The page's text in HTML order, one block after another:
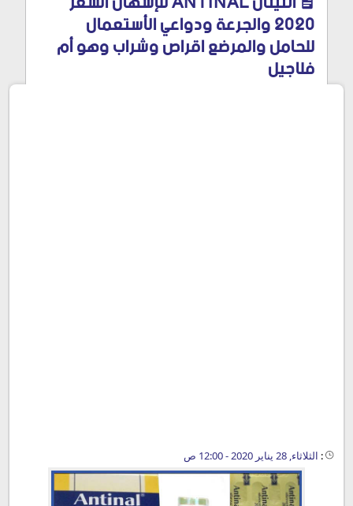
2020 والجرعة ودواعي الأستعمال
للحامل والمرضع اقراص وشراب وهو أم
فلاجيل
: الثلاثاء, 28 يناير 2020 - 12:00 ص